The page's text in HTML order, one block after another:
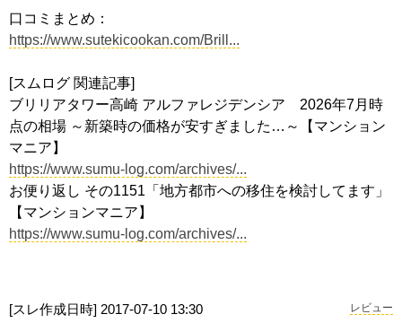
口コミまとめ：
https://www.sutekicookan.com/Brill...
[スムログ 関連記事]
ブリリアタワー高崎 アルファレジデンシア 2026年7月時
点の相場 ～新築時の価格が安すぎました…～【マンション
マニア】
https://www.sumu-log.com/archives/...
お便り返し その1151「地方都市への移住を検討してます」
【マンションマニア】
https://www.sumu-log.com/archives/...
[スレ作成日時] 2017-07-10 13:30 レビュー